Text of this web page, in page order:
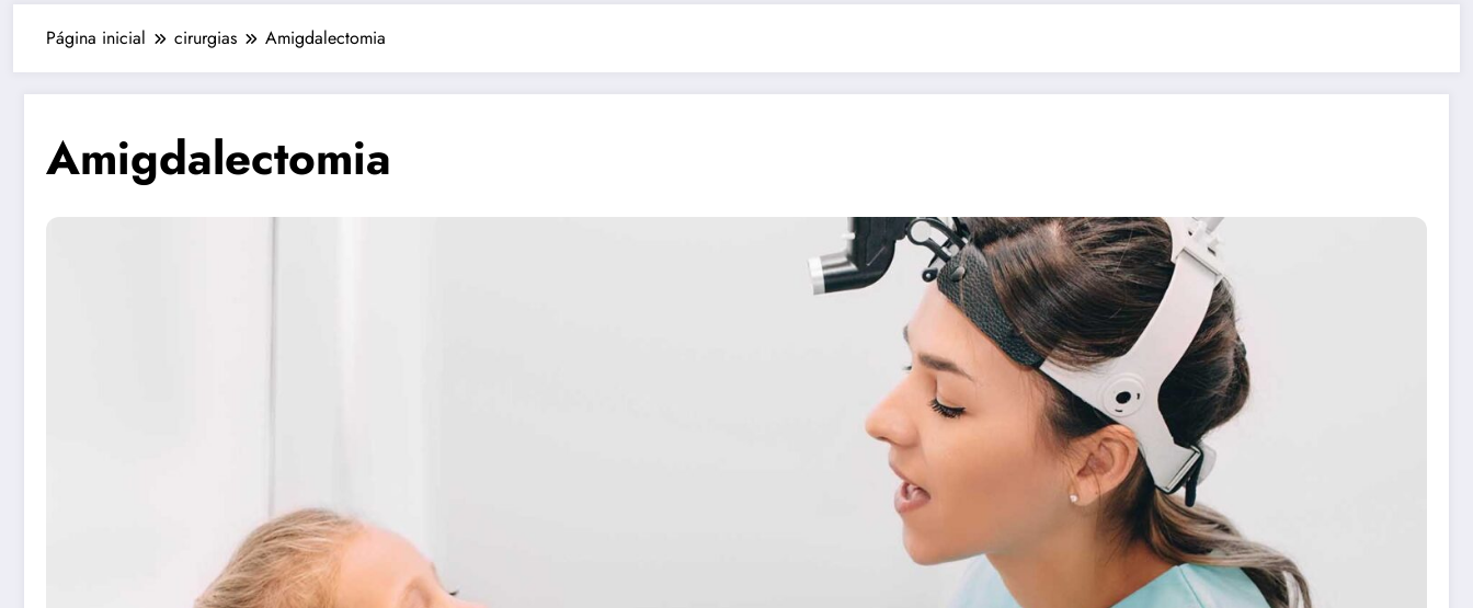
Página inicial cirurgias Amigdalectomia
Amigdalectomia